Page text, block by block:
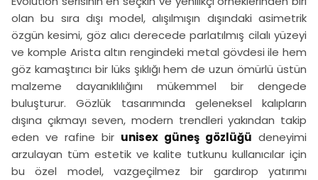
olan bu sıra dışı model, alışılmışın dışındaki asimetrik
özgün kesimi, göz alıcı derecede parlatılmış cilalı yüzeyi
ve komple Arista altın rengindeki metal gövdesi ile hem
göz kamaştırıcı bir lüks şıklığı hem de uzun ömürlü üstün
malzeme dayanıklılığını mükemmel bir dengede
buluşturur. Gözlük tasarımında geleneksel kalıpların
dışına çıkmayı seven, modern trendleri yakından takip
eden ve rafine bir unisex güneş gözlüğü deneyimi
arzulayan tüm estetik ve kalite tutkunu kullanıcılar için
bu özel model, vazgeçilmez bir gardırop yatırımı